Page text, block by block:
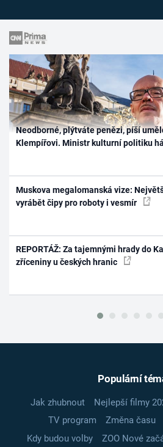
Neodborné, plýtváte penězi, píší
Klempířovi. Ministr kulturní politiku
Muskova megalomanská vize:
vyrábět čipy pro roboty i vesmír
REPORTÁŽ: Za tajemnými hrady do
zříceniny u českých hranic
Populární
Jak zhubnout Nejlepší filmy
TV program
Změna času
Kdy budou volby
ZOO Nové